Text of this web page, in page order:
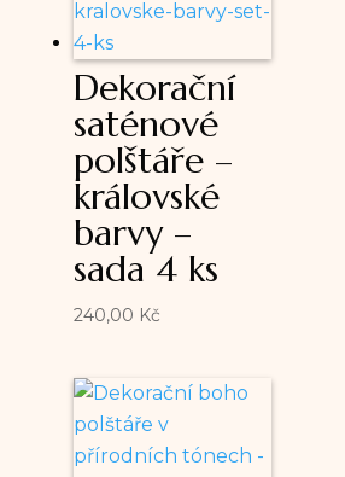
Dekorační
saténové
polštáře –
královské
barvy –
sada 4 ks
240,00 Kč